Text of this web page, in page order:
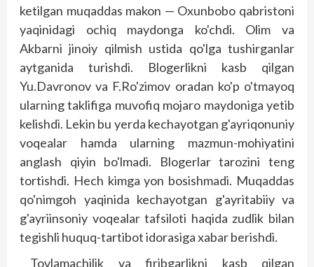
ketilgan muqaddas makon — Oxunbobo qabristoni
yaqinidagi ochiq maydonga ko'chdi. Olim va
Akbarni jinoiy qilmish ustida qo'lga tushirganlar
aytganida turishdi. Blogerlikni kasb qilgan
Yu.Davronov va F.Ro'zimov oradan ko'p o'tmayoq
ularning taklifiga muvofiq mojaro maydoniga yetib
kelishdi. Lekin bu yerda kechayotgan g'ayriqonuniy
voqealar hamda ularning mazmun-mohiyatini
anglash qiyin bo'lmadi. Blogerlar tarozini teng
tortishdi. Hech kimga yon bosishmadi. Muqaddas
qo'nimgoh yaqinida kechayotgan g'ayritabiiy va
g'ayriinsoniy voqealar tafsiloti haqida zudlik bilan
tegishli huquq-tartibot idorasiga xabar berishdi.
Tovlamachilik va firibgarlikni kasb qilgan